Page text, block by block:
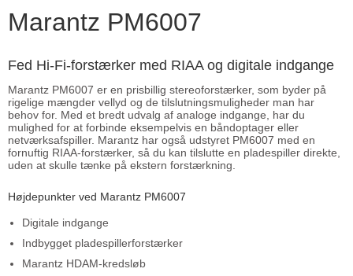
Marantz PM6007
Fed Hi-Fi-forstærker med RIAA og digitale indgange
Marantz PM6007 er en prisbillig stereoforstærker, som byder på
rigelige mængder vellyd og de tilslutningsmuligheder man har
behov for. Med et bredt udvalg af analoge indgange, har du
mulighed for at forbinde eksempelvis en båndoptager eller
netværksafspiller. Marantz har også udstyret PM6007 med en
fornuftig RIAA-forstærker, så du kan tilslutte en pladespiller direkte,
uden at skulle tænke på ekstern forstærkning.
Højdepunkter ved Marantz PM6007
Digitale indgange
Indbygget pladespillerforstærker
Marantz HDAM-kredsløb